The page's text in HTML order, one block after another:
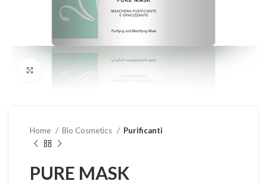
Clicca per ingrandire
Home Bio Cosmetics Purificanti
PURE MASK